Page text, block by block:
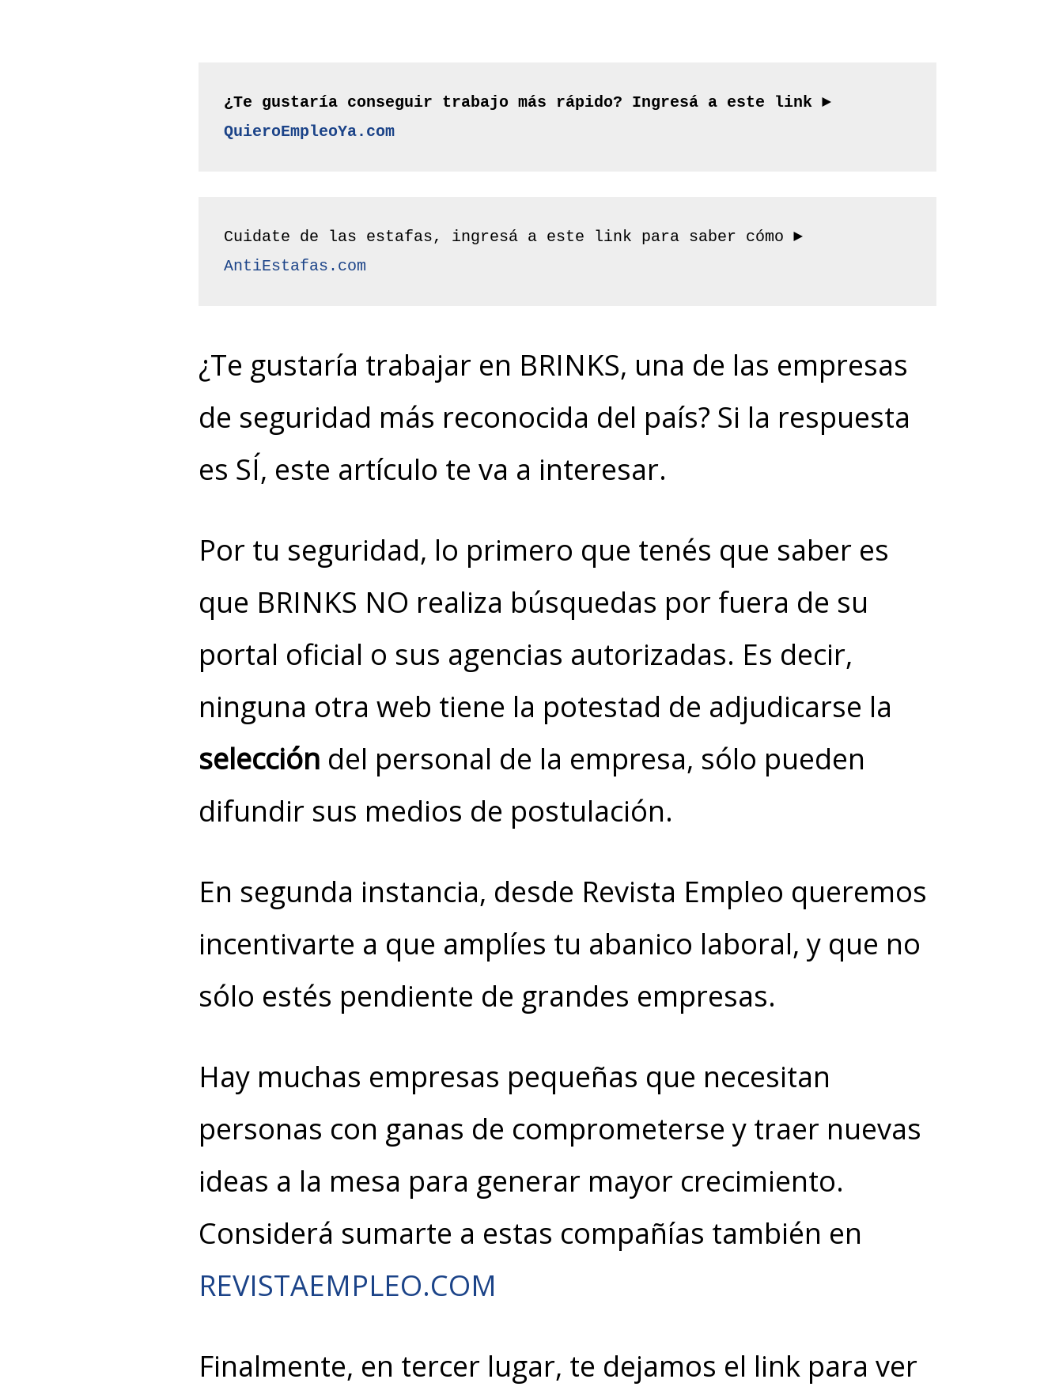
¿Te gustaría conseguir trabajo más rápido? Ingresá a este link ►
QuieroEmpleoYa.com
Cuidate de las estafas, ingresá a este link para saber cómo ►
AntiEstafas.com
¿Te gustaría trabajar en BRINKS, una de las empresas
de seguridad más reconocida del país? Si la respuesta
es SÍ, este artículo te va a interesar.
Por tu seguridad, lo primero que tenés que saber es
que BRINKS NO realiza búsquedas por fuera de su
portal oficial o sus agencias autorizadas. Es decir,
ninguna otra web tiene la potestad de adjudicarse la
selección del personal de la empresa, sólo pueden
difundir sus medios de postulación.
En segunda instancia, desde Revista Empleo queremos
incentivarte a que amplíes tu abanico laboral, y que no
sólo estés pendiente de grandes empresas.
Hay muchas empresas pequeñas que necesitan
personas con ganas de comprometerse y traer nuevas
ideas a la mesa para generar mayor crecimiento.
Considerá sumarte a estas compañías también en
REVISTAEMPLEO.COM
Finalmente, en tercer lugar, te dejamos el link para ver